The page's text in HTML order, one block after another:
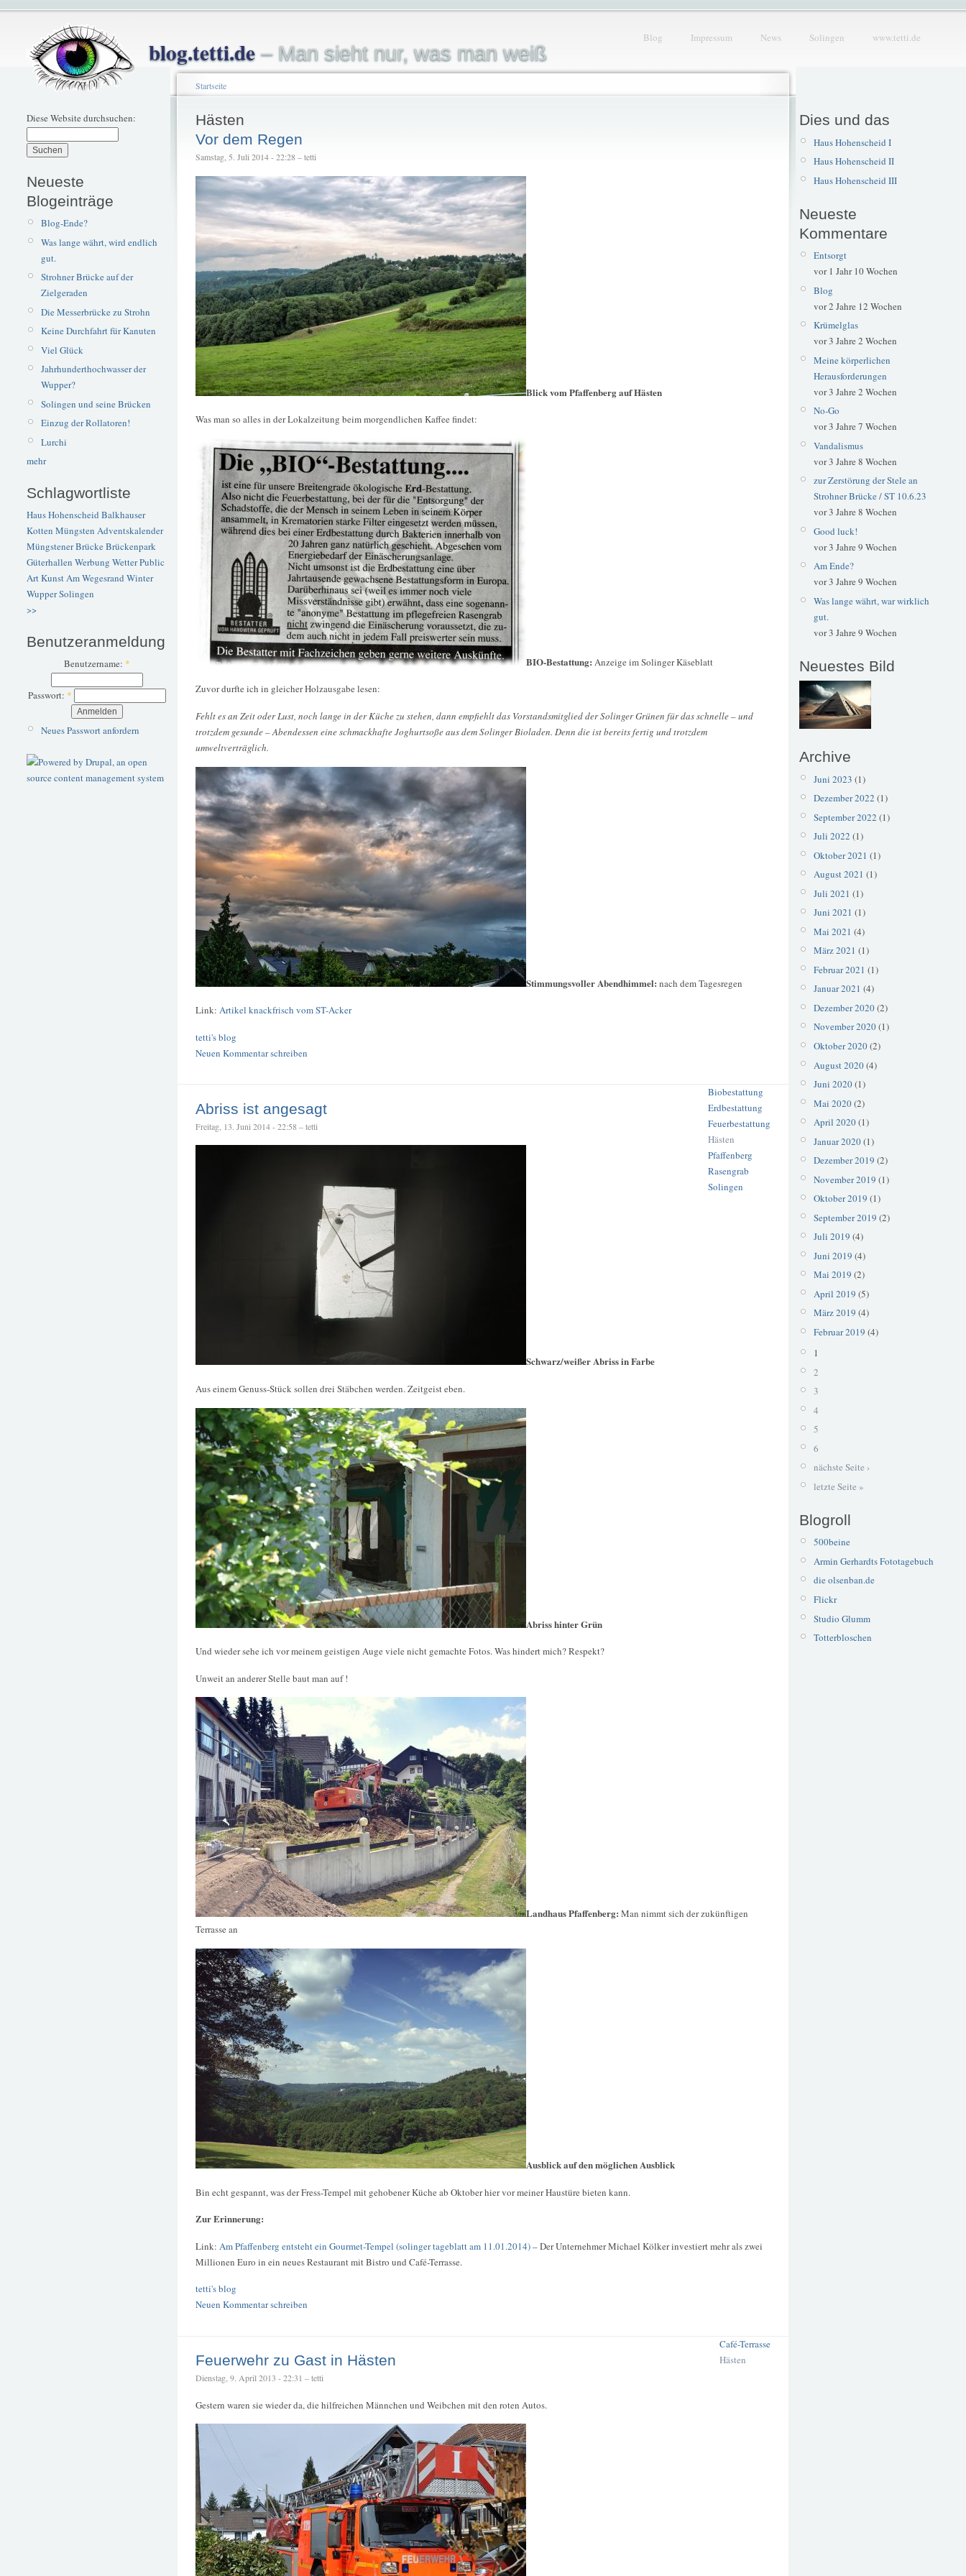
blog.tetti.de– Man sieht nur, was man weiß
Blog Impressum News Solingen www.tetti.de
Diese Website durchsuchen:
Neueste
Blogeinträge
Blog-Ende?
Was lange währt, wird endlich
gut.
Strohner Brücke auf der
Zielgeraden
Die Messerbrücke zu Strohn
Keine Durchfahrt für Kanuten
Viel Glück
Jahrhunderthochwasser der
Wupper?
Solingen und seine Brücken
Einzug der Rollatoren!
Lurchi
mehr
Schlagwortliste
Haus Hohenscheid Balkhauser
Kotten Müngsten Adventskalender
Müngstener BrückeBrückenpark
Güterhallen Werbung WetterPublic
ArtKunstAm Wegesrand Winter
WupperSolingen
>>
Benutzeranmeldung
Benutzername: *
Passwort: *
Neues Passwort anfordern
Startseite
Hästen
Vor dem Regen
Samstag, 5. Juli 2014 - 22:28 – tetti
Blick vom Pfaffenberg auf Hästen
Was man so alles in der Lokalzeitung beim morgendlichen Kaffee findet:
BIO-Bestattung: Anzeige im Solinger Käseblatt
Zuvor durfte ich in gleicher Holzausgabe lesen:
Fehlt es an Zeit oder Lust, noch lange in der Küche zu stehen, dann empfiehlt das Vorstandsmitglied der Solinger Grünen für das schnelle – und
trotzdem gesunde – Abendessen eine schmackhafte Joghurtsoße aus dem Solinger Bioladen. Denn die ist bereits fertig und trotzdem
umweltverträglich.
Stimmungsvoller Abendhimmel: nach dem Tagesregen
Link: Artikel knackfrisch vom ST-Acker
tetti's blog
Neuen Kommentar schreiben
Biobestattung
Erdbestattung
Feuerbestattung
Hästen
Pfaffenberg
Rasengrab
Solingen
Abriss ist angesagt
Freitag, 13. Juni 2014 - 22:58 – tetti
Schwarz/weißer Abriss in Farbe
Aus einem Genuss-Stück sollen drei Stäbchen werden. Zeitgeist eben.
Abriss hinter Grün
Und wieder sehe ich vor meinem geistigen Auge viele nicht gemachte Fotos. Was hindert mich? Respekt?
Unweit an anderer Stelle baut man auf !
Landhaus Pfaffenberg: Man nimmt sich der zukünftigen
Terrasse an
Ausblick auf den möglichen Ausblick
Bin echt gespannt, was der Fress-Tempel mit gehobener Küche ab Oktober hier vor meiner Haustüre bieten kann.
Zur Erinnerung:
Link: Am Pfaffenberg entsteht ein Gourmet-Tempel (solinger tageblatt am 11.01.2014)– Der Unternehmer Michael Kölker investiert mehr als zwei
Millionen Euro in ein neues Restaurant mit Bistro und Café-Terrasse.
tetti's blog
Neuen Kommentar schreiben
Café-Terrasse
Hästen
Feuerwehr zu Gast in Hästen
Dienstag, 9. April 2013 - 22:31 – tetti
Gestern waren sie wieder da, die hilfreichen Männchen und Weibchen mit den roten Autos.
Dies und das
Haus Hohenscheid I
Haus Hohenscheid II
Haus Hohenscheid III
Neueste
Kommentare
Entsorgt
vor 1 Jahr 10 Wochen
Blog
vor 2 Jahre 12 Wochen
Krümelglas
vor 3 Jahre 2 Wochen
Meine körperlichen
Herausforderungen
vor 3 Jahre 2 Wochen
No-Go
vor 3 Jahre 7 Wochen
Vandalismus
vor 3 Jahre 8 Wochen
zur Zerstörung der Stele an
Strohner Brücke / ST 10.6.23
vor 3 Jahre 8 Wochen
Good luck!
vor 3 Jahre 9 Wochen
Am Ende?
vor 3 Jahre 9 Wochen
Was lange währt, war wirklich
gut.
vor 3 Jahre 9 Wochen
Neuestes Bild
Archive
Juni 2023 (1)
Dezember 2022 (1)
September 2022 (1)
Juli 2022 (1)
Oktober 2021 (1)
August 2021 (1)
Juli 2021 (1)
Juni 2021 (1)
Mai 2021 (4)
März 2021 (1)
Februar 2021 (1)
Januar 2021 (4)
Dezember 2020(2)
November 2020(1)
Oktober 2020(2)
August 2020(4)
Juni 2020(1)
Mai 2020(2)
April 2020(1)
Januar 2020(1)
Dezember 2019 (2)
November 2019 (1)
Oktober 2019 (1)
September 2019 (2)
Juli 2019 (4)
Juni 2019 (4)
Mai 2019 (2)
April 2019 (5)
März 2019 (4)
Februar 2019 (4)
1
2
3
4
5
6
nächste Seite ›
letzte Seite »
Blogroll
500beine
Armin Gerhardts Fototagebuch
die olsenban.de
Flickr
Studio Glumm
Totterbloschen